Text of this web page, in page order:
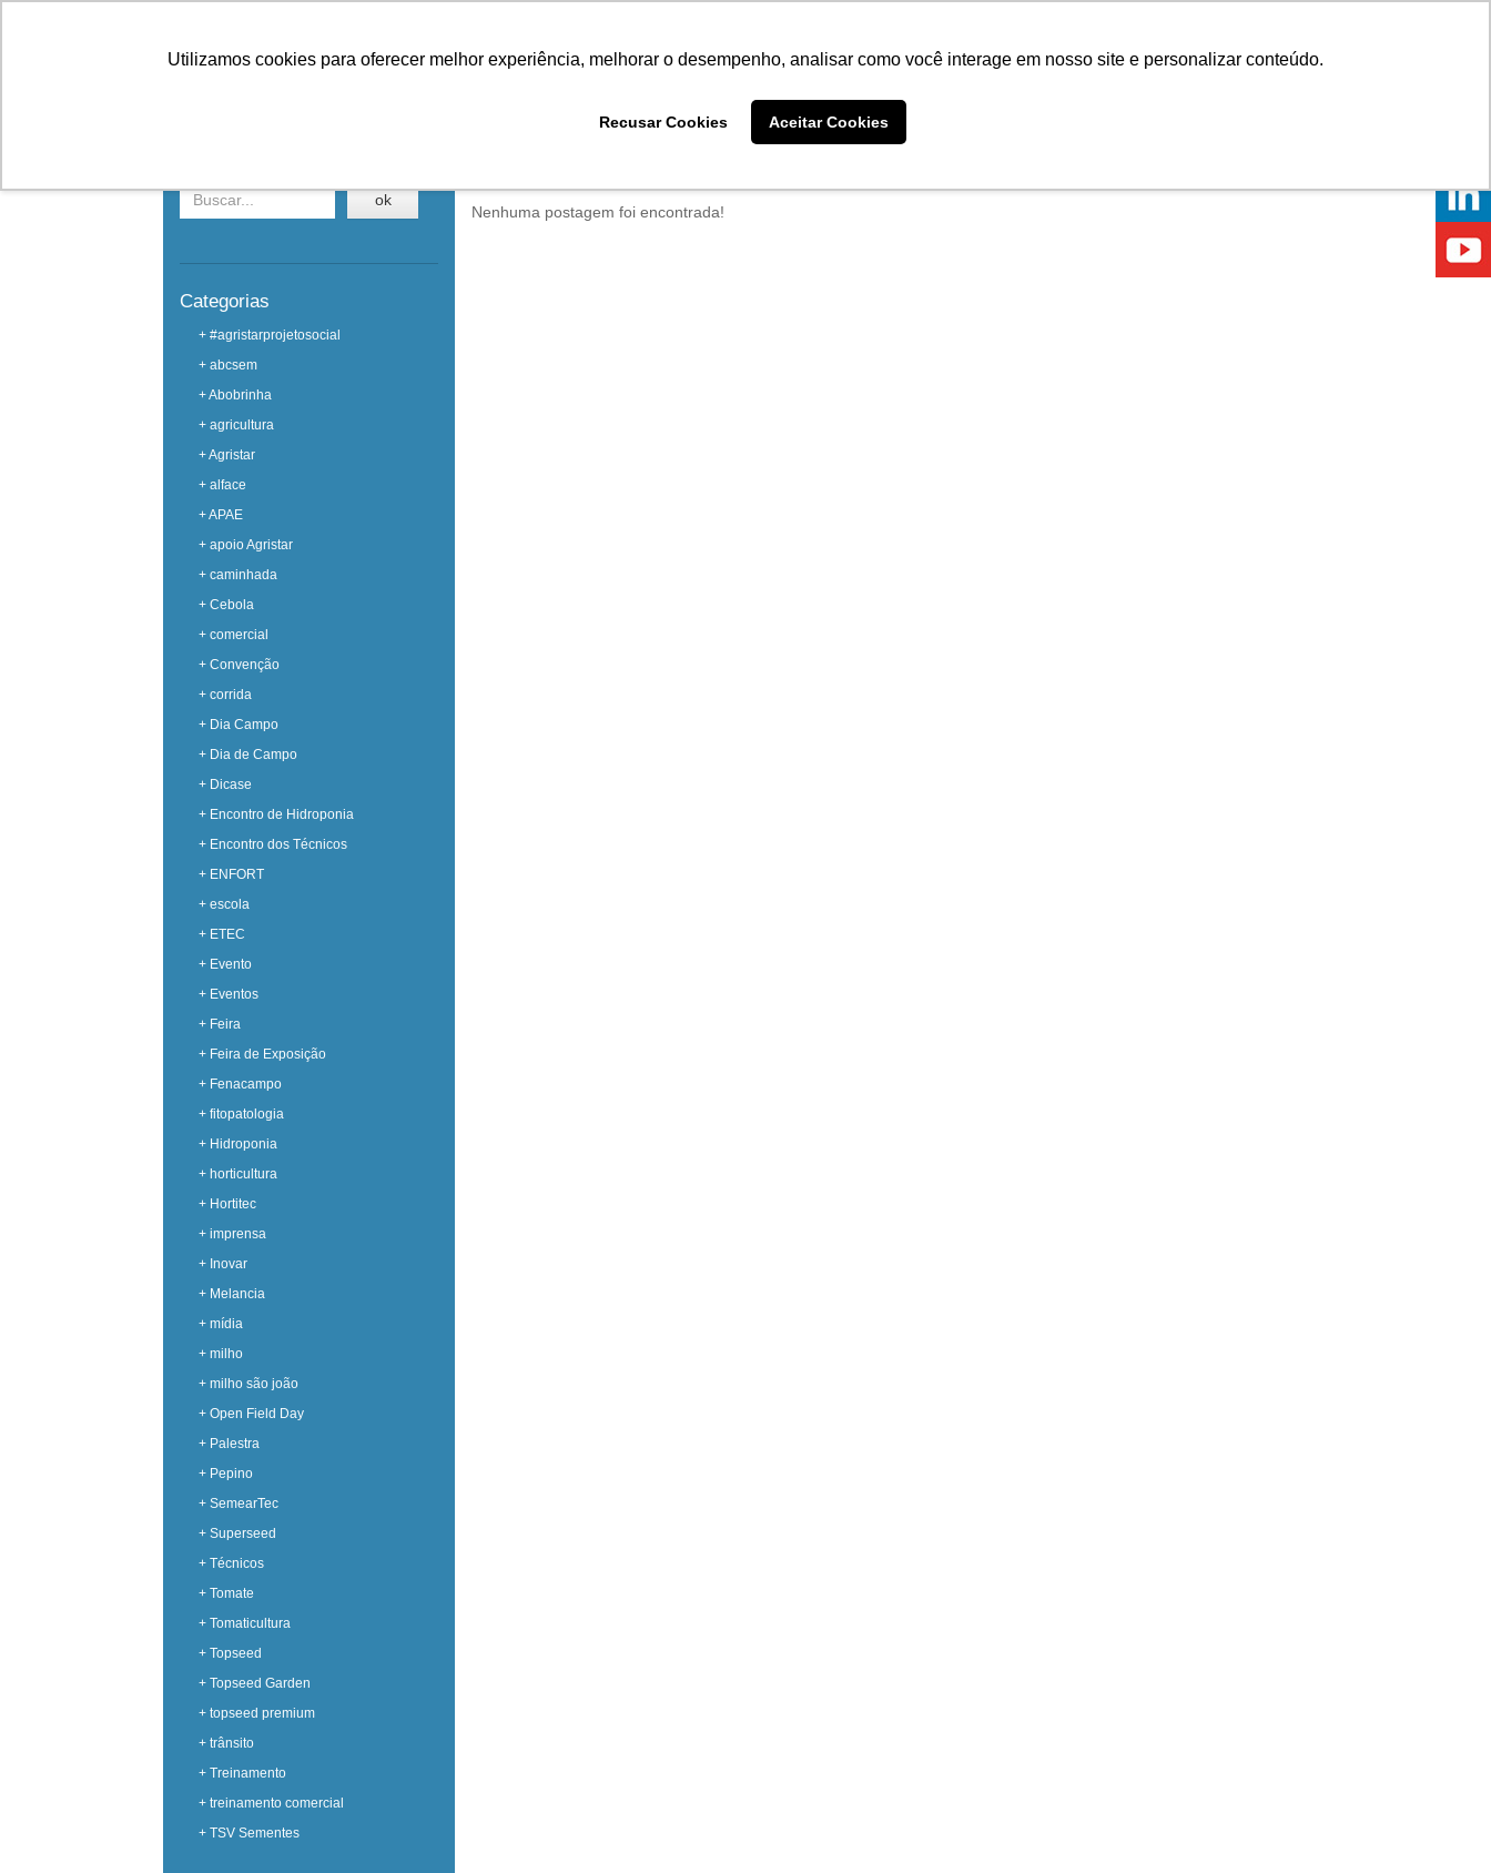
Utilizamos cookies para oferecer melhor experiência, melhorar o desempenho, analisar como você interage em nosso site e personalizar conteúdo.
Recusar Cookies Aceitar Cookies
ok
Categorias
+ #agristarprojetosocial
+ abcsem
+ Abobrinha
+ agricultura
+ Agristar
+ alface
+ APAE
+ apoio Agristar
+ caminhada
+ Cebola
+ comercial
+ Convenção
+ corrida
+ Dia Campo
+ Dia de Campo
+ Dicase
+ Encontro de Hidroponia
+ Encontro dos Técnicos
+ ENFORT
+ escola
+ ETEC
+ Evento
+ Eventos
+ Feira
+ Feira de Exposição
+ Fenacampo
+ fitopatologia
+ Hidroponia
+ horticultura
+ Hortitec
+ imprensa
+ Inovar
+ Melancia
+ mídia
+ milho
+ milho são joão
+ Open Field Day
+ Palestra
+ Pepino
+ SemearTec
+ Superseed
+ Técnicos
+ Tomate
+ Tomaticultura
+ Topseed
+ Topseed Garden
+ topseed premium
+ trânsito
+ Treinamento
+ treinamento comercial
+ TSV Sementes
Nenhuma postagem foi encontrada!